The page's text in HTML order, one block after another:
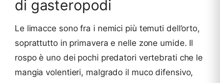
di gasteropodi
Le limacce sono fra i nemici più temuti dell’orto,
soprattutto in primavera e nelle zone umide. Il
rospo è uno dei pochi predatori vertebrati che le
mangia volentieri, malgrado il muco difensivo,